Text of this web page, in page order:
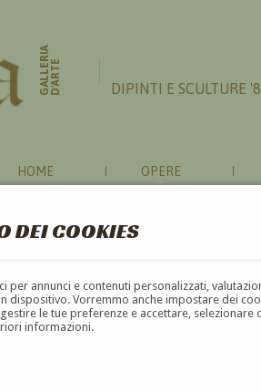
DEI COOKIES
per annunci e contenuti personalizzati,
dispositivo. Vorremmo anche impostare dei
le tue preferenze e accettare,
informazioni.
GALLERIAD'ARTE DIPINTI E SCULTURE
HOME OPERE